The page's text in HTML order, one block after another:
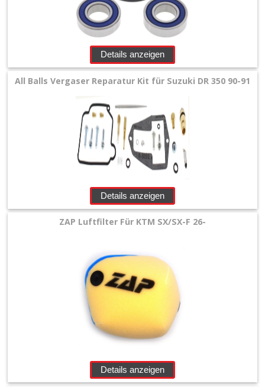
Details anzeigen
All Balls Vergaser Reparatur Kit für Suzuki DR 350 90-91
Details anzeigen
ZAP Luftfilter Für KTM SX/SX-F 26-
Details anzeigen